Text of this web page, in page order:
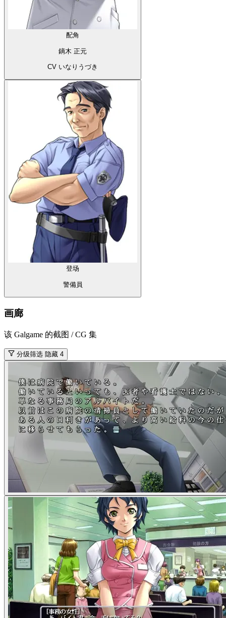
配角
鏑木 正元
CV いなりうづき
登场
警備員
画廊
该 Galgame 的截图 / CG 集
分级筛选 隐藏 4